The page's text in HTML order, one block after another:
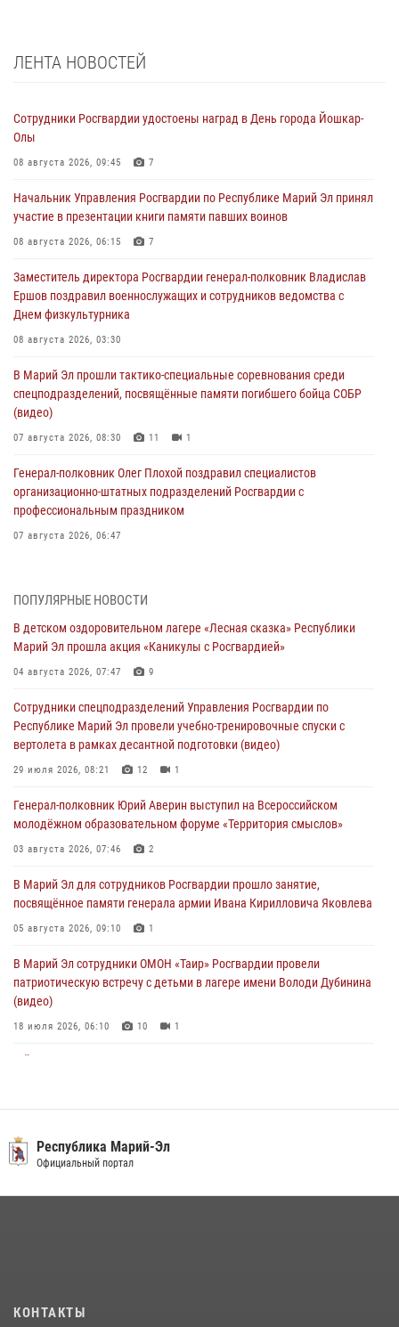
ЛЕНТА НОВОСТЕЙ
Сотрудники Росгвардии удостоены наград в День города Йошкар-
Олы
08 августа 2026, 09:45 7
Начальник Управления Росгвардии по Республике Марий Эл принял
участие в презентации книги памяти павших воинов
08 августа 2026, 06:15 7
Заместитель директора Росгвардии генерал-полковник Владислав
Ершов поздравил военнослужащих и сотрудников ведомства с
Днем физкультурника
08 августа 2026, 03:30
В Марий Эл прошли тактико-специальные соревнования среди
спецподразделений, посвящённые памяти погибшего бойца СОБР
(видео)
07 августа 2026, 08:30 11 1
Генерал-полковник Олег Плохой поздравил специалистов
организационно-штатных подразделений Росгвардии с
профессиональным праздником
07 августа 2026, 06:47
Всероссийском семинаре в Нижнем Новгороде (видео)
07 августа 2026, 06:25 8 1
Команда «Росгвардия» принимает участие в военно-спортивном
07 августа 2026, 05:43 10
Представитель вневедомственной охраны Управления Росгвардии
по Республике Марий Эл принял участие в учебно-методическом
06 августа 2026, 09:37 10
В Марий Эл сотрудники ЛРР Росгвардии за прошедший месяц
06 августа 2026, 08:00
В Марий Эл сотрудники вневедомственной охраны Росгвардии за
05 августа 2026, 09:44
ПОПУЛЯРНЫЕ НОВОСТИ
В детском оздоровительном лагере «Лесная сказка» Республики
Марий Эл прошла акция «Каникулы с Росгвардией»
04 августа 2026, 07:47 9
Сотрудники спецподразделений Управления Росгвардии по
Республике Марий Эл провели учебно-тренировочные спуски с
вертолета в рамках десантной подготовки (видео)
29 июля 2026, 08:21 12 1
Генерал-полковник Юрий Аверин выступил на Всероссийском
молодёжном образовательном форуме «Территория смыслов»
03 августа 2026, 07:46 2
В Марий Эл для сотрудников Росгвардии прошло занятие,
посвящённое памяти генерала армии Ивана Кирилловича Яковлева
05 августа 2026, 09:10 1
В Марий Эл сотрудники ОМОН «Таир» Росгвардии провели
патриотическую встречу с детьми в лагере имени Володи Дубинина
(видео)
18 июля 2026, 06:10 10 1
В Марий Эл сотрудники Росгвардии присоединились к масштабной
донорской акции (видео)
Управление Росгвардии по Республике Марий Эл продолжает
Республика Марий-Эл
Официальный портал
КОНТАКТЫ